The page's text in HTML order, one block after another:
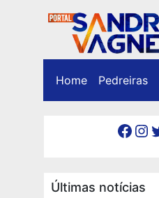
Home Pedreiras
Facebook Instagram Twitter
Últimas notícias